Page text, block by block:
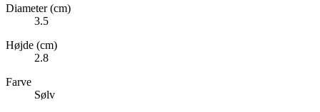
Diameter (cm)
3.5
Højde (cm)
2.8
Farve
Sølv